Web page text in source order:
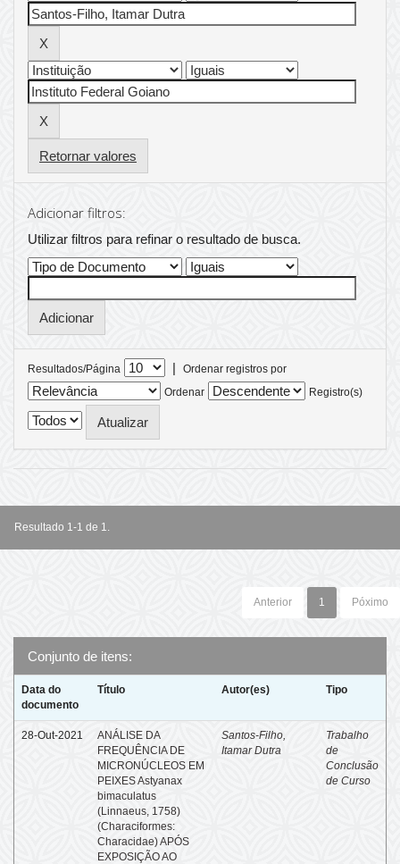
Retornar valores
Adicionar filtros:
Utilizar filtros para refinar o resultado de busca.
Resultados/Página |
Ordenar registros por
Ordenar
Registro(s)
Resultado 1-1 de 1.
Anterior 1 Póximo
Conjunto de itens:
Data do
documento
Título Autor(es) Tipo
28-Out-2021
ANÁLISE DA
FREQUÊNCIA DE
MICRONÚCLEOS EM
PEIXES Astyanax
bimaculatus
(Linnaeus, 1758)
(Characiformes:
Characidae) APÓS
EXPOSIÇÃO AO
Santos-Filho,
Itamar Dutra
Trabalho
de
Conclusão
de Curso